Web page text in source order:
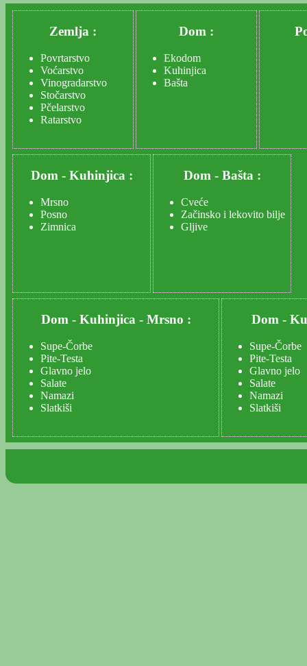
Zemlja :
Povrtarstvo
Voćarstvo
Vinogradarstvo
Stočarstvo
Pčelarstvo
Ratarstvo
Dom :
Ekodom
Kuhinjica
Bašta
Dom - Kuhinjica :
Mrsno
Posno
Zimnica
Dom - Bašta :
Cveće
Začinsko i lekovito bilje
Gljive
Dom - Kuhinjica - Mrsno :
Supe-Čorbe
Pite-Testa
Glavno jelo
Salate
Namazi
Slatkiši
Dom -
Supe-Čorbe
Pite-Testa
Glavno jelo
Salate
Namazi
Slatkiši